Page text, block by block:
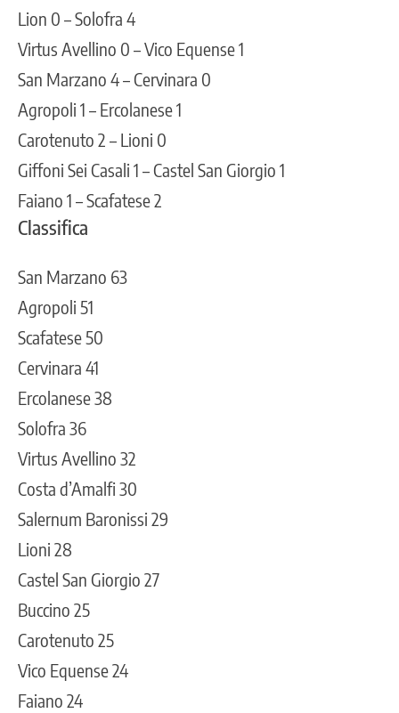
Lion 0 – Solofra 4
Virtus Avellino 0 – Vico Equense 1
San Marzano 4 – Cervinara 0
Agropoli 1 – Ercolanese 1
Carotenuto 2 – Lioni 0
Giffoni Sei Casali 1 – Castel San Giorgio 1
Faiano 1 – Scafatese 2
Classifica
San Marzano 63
Agropoli 51
Scafatese 50
Cervinara 41
Ercolanese 38
Solofra 36
Virtus Avellino 32
Costa d’Amalfi 30
Salernum Baronissi 29
Lioni 28
Castel San Giorgio 27
Buccino 25
Carotenuto 25
Vico Equense 24
Faiano 24